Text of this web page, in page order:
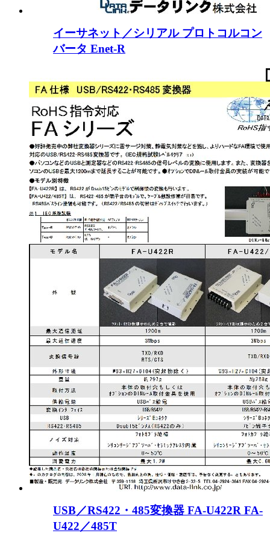
イーサネット／シリアル プロトコルコン
バータ Enet-R
USB／RS422・485変換器 FA-U422R FA-
U422／485T